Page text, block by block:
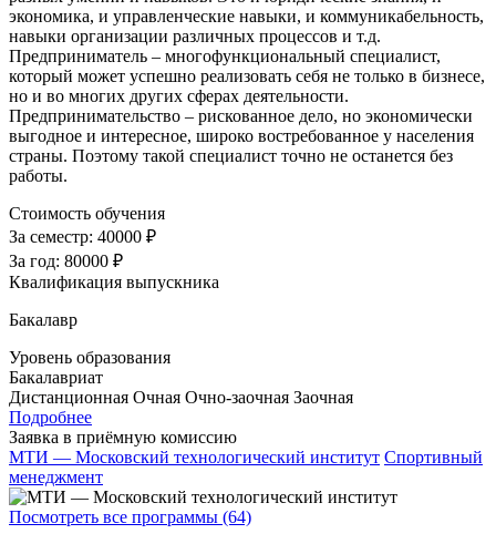
экономика, и управленческие навыки, и коммуникабельность,
навыки организации различных процессов и т.д.
Предприниматель – многофункциональный специалист,
который может успешно реализовать себя не только в бизнесе,
но и во многих других сферах деятельности.
Предпринимательство – рискованное дело, но экономически
выгодное и интересное, широко востребованное у населения
страны. Поэтому такой специалист точно не останется без
работы.
Стоимость обучения
За семестр: 40000 ₽
За год: 80000 ₽
Квалификация выпускника
Бакалавр
Уровень образования
Бакалавриат
Дистанционная Очная Очно-заочная Заочная
Подробнее
Заявка в приёмную комиссию
МТИ — Московский технологический институт Спортивный
менеджмент
Посмотреть все программы (64)